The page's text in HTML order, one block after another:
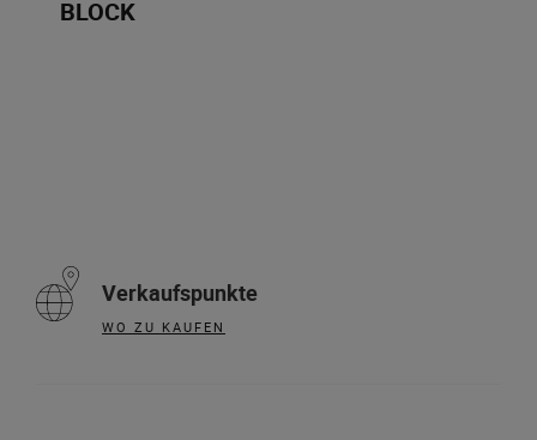
BLOCK
Verkaufspunkte
WO ZU KAUFEN